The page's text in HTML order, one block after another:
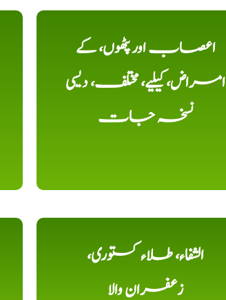
اعصاب اور پٹھوں، کے
امراض، کیلیے، مختلف، دیسی
نسخہ جات
الشفاء، طلاء کستوری،
زعفران والا